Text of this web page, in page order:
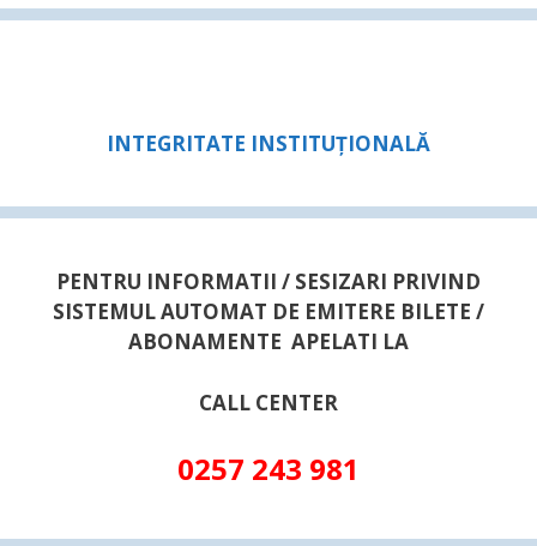
INTEGRITATE INSTITUȚIONALĂ
PENTRU INFORMATII / SESIZARI PRIVIND
SISTEMUL AUTOMAT DE EMITERE BILETE /
ABONAMENTE APELATI LA
CALL CENTER
0257 243 981